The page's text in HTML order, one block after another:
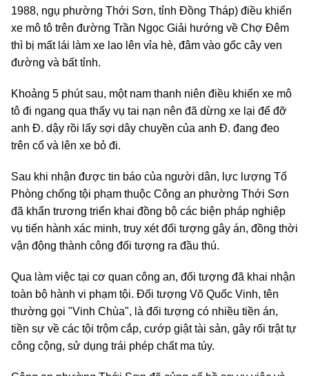
1988, ngụ phường Thới Sơn, tỉnh Đồng Tháp) điều khiển
xe mô tô trên đường Trần Ngọc Giải hướng về Chợ Đêm
thì bị mất lái làm xe lao lên vỉa hè, đâm vào gốc cây ven
đường và bất tỉnh.
Khoảng 5 phút sau, một nam thanh niên điều khiển xe mô
tô đi ngang qua thấy vụ tai nạn nên đã dừng xe lại để đỡ
anh Đ. dậy rồi lấy sợi dây chuyền của anh Đ. đang đeo
trên cổ và lên xe bỏ đi.
Sau khi nhận được tin báo của người dân, lực lượng Tổ
Phòng chống tội phạm thuộc Công an phường Thới Sơn
đã khẩn trương triển khai đồng bộ các biện pháp nghiệp
vụ tiến hành xác minh, truy xét đối tượng gây án, đồng thời
vận động thành công đối tượng ra đầu thú.
Qua làm việc tại cơ quan công an, đối tượng đã khai nhận
toàn bộ hành vi phạm tội. Đối tượng Võ Quốc Vinh, tên
thường gọi "Vinh Chùa", là đối tượng có nhiều tiền án,
tiền sự về các tội trộm cắp, cướp giật tài sản, gây rối trật tự
công cộng, sử dụng trái phép chất ma túy.